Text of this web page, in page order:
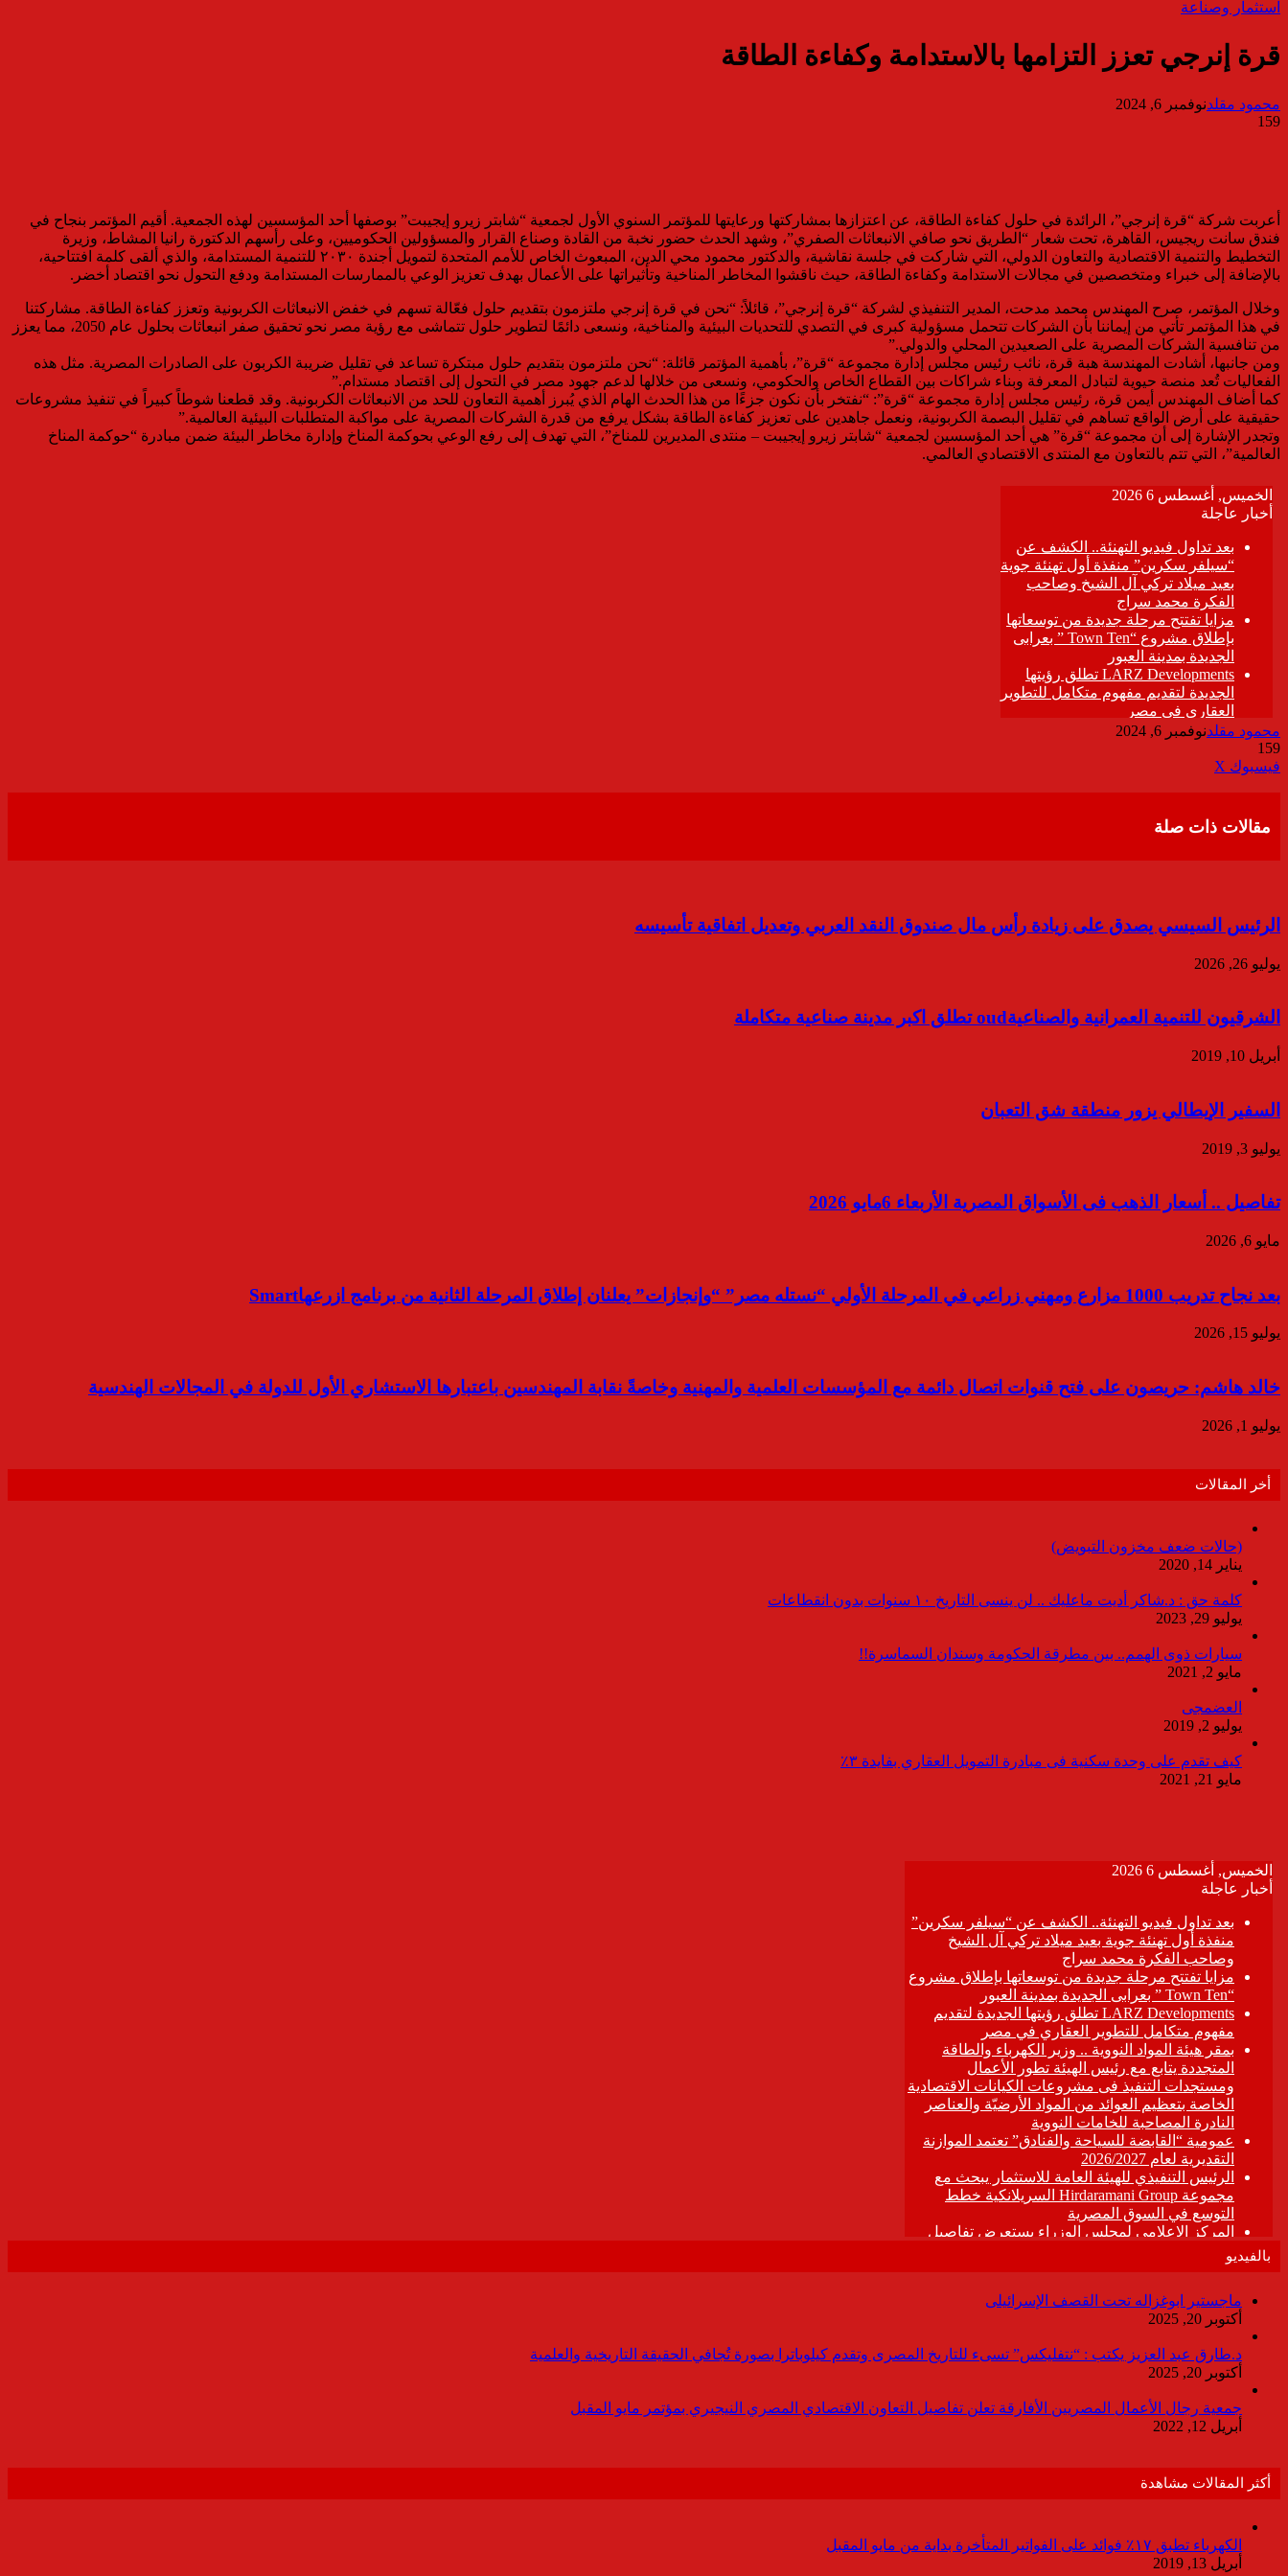
استثمار وصناعة
قرة إنرجي تعزز التزامها بالاستدامة وكفاءة الطاقة
محمود مقلدنوفمبر 6, 2024
159
أعربت شركة “قرة إنرجي”، الرائدة في حلول كفاءة الطاقة، عن اعتزازها بمشاركتها ورعايتها للمؤتمر السنوي الأول لجمعية “شابتر زيرو إيجيبت” بوصفها أحد المؤسسين لهذه الجمعية. أقيم المؤتمر بنجاح في
فندق سانت ريجيس، القاهرة، تحت شعار “الطريق نحو صافي الانبعاثات الصفري”، وشهد الحدث حضور نخبة من القادة وصناع القرار والمسؤولين الحكوميين، وعلى رأسهم الدكتورة رانيا المشاط، وزيرة
التخطيط والتنمية الاقتصادية والتعاون الدولي، التي شاركت في جلسة نقاشية، والدكتور محمود محي الدين، المبعوث الخاص للأمم المتحدة لتمويل أجندة ٢٠٣٠ للتنمية المستدامة، والذي ألقى كلمة افتتاحية،
بالإضافة إلى خبراء ومتخصصين في مجالات الاستدامة وكفاءة الطاقة، حيث ناقشوا المخاطر المناخية وتأثيراتها على الأعمال بهدف تعزيز الوعي بالممارسات المستدامة ودفع التحول نحو اقتصاد أخضر.
وخلال المؤتمر، صرح المهندس محمد مدحت، المدير التنفيذي لشركة “قرة إنرجي”، قائلاً: “نحن في قرة إنرجي ملتزمون بتقديم حلول فعّالة تسهم في خفض الانبعاثات الكربونية وتعزز كفاءة الطاقة. مشاركتنا
في هذا المؤتمر تأتي من إيماننا بأن الشركات تتحمل مسؤولية كبرى في التصدي للتحديات البيئية والمناخية، ونسعى دائمًا لتطوير حلول تتماشى مع رؤية مصر نحو تحقيق صفر انبعاثات بحلول عام 2050، مما يعزز
من تنافسية الشركات المصرية على الصعيدين المحلي والدولي.”
ومن جانبها، أشادت المهندسة هبة قرة، نائب رئيس مجلس إدارة مجموعة “قرة”، بأهمية المؤتمر قائلة: “نحن ملتزمون بتقديم حلول مبتكرة تساعد في تقليل ضريبة الكربون على الصادرات المصرية. مثل هذه
الفعاليات تُعد منصة حيوية لتبادل المعرفة وبناء شراكات بين القطاع الخاص والحكومي، ونسعى من خلالها لدعم جهود مصر في التحول إلى اقتصاد مستدام.”
كما أضاف المهندس أيمن قرة، رئيس مجلس إدارة مجموعة “قرة”: “نفتخر بأن نكون جزءًا من هذا الحدث الهام الذي يُبرز أهمية التعاون للحد من الانبعاثات الكربونية. وقد قطعنا شوطاً كبيراً في تنفيذ مشروعات
حقيقية على أرض الواقع تساهم في تقليل البصمة الكربونية، ونعمل جاهدين على تعزيز كفاءة الطاقة بشكل يرفع من قدرة الشركات المصرية على مواكبة المتطلبات البيئية العالمية.”
وتجدر الإشارة إلى أن مجموعة “قرة” هي أحد المؤسسين لجمعية “شابتر زيرو إيجيبت – منتدى المديرين للمناخ”، التي تهدف إلى رفع الوعي بحوكمة المناخ وإدارة مخاطر البيئة ضمن مبادرة “حوكمة المناخ
العالمية”، التي تتم بالتعاون مع المنتدى الاقتصادي العالمي.
محمود مقلدنوفمبر 6, 2024
159
فيسبوك ‫X
مقالات ذات صلة
الرئيس السيسي يصدق على زيادة رأس مال صندوق النقد العربي وتعديل اتفاقية تأسيسه
يوليو 26, 2026
الشرقيون للتنمية العمرانية والصناعيةoud تطلق اكبر مدينة صناعية متكاملة
أبريل 10, 2019
السفير الإيطالي يزور منطقة شق التعبان
يوليو 3, 2019
تفاصيل .. أسعار الذهب فى الأسواق المصرية الأربعاء 6مايو 2026
مايو 6, 2026
بعد نجاح تدريب 1000 مزارع ومهني زراعي في المرحلة الأولي “نستله مصر” “وإنجازات” يعلنان إطلاق المرحلة الثانية من برنامج ازرعهاSmart
يوليو 15, 2026
خالد هاشم: حريصون على فتح قنوات اتصال دائمة مع المؤسسات العلمية والمهنية وخاصةً نقابة المهندسين باعتبارها الاستشاري الأول للدولة في المجالات الهندسية
يوليو 1, 2026
أخر المقالات
(حالات ضعف مخزون التبويض)
يناير 14, 2020
كلمة حق : د.شاكر أديت ماعليك .. لن ينسى التاريخ ١٠ سنوات بدون انقطاعات
يوليو 29, 2023
سيارات ذوى الهمم.. بين مطرقة الحكومة وسندان السماسرة!!
مايو 2, 2021
العضمجى
يوليو 2, 2019
كيف تقدم على وحدة سكنية فى مبادرة التمويل العقاري بفايدة ٣٪
مايو 21, 2021
بالفيديو
ماجستير ابوغزاله تحت القصف الإسرائيلى
أكتوبر 20, 2025
د.طارق عبد العزيز يكتب : “نتفليكس” تسىء للتاريخ المصرى وتقدم كيلوباترا بصورة تُجافي الحقيقة التاريخية والعلمية
أكتوبر 20, 2025
جمعية رجال الأعمال المصريين الأفارقة تعلن تفاصيل التعاون الاقتصادي المصري النيجيري بمؤتمر مايو المقبل
أبريل 12, 2022
أكثر المقالات مشاهدة
الكهرباء تطبق ١٧٪ فوائد على الفواتير المتأخرة بداية من مايو المقبل
أبريل 13, 2019